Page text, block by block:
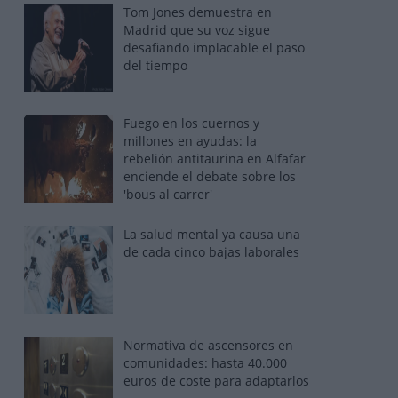
Tom Jones demuestra en
Madrid que su voz sigue
desafiando implacable el paso
del tiempo
Fuego en los cuernos y
millones en ayudas: la
rebelión antitaurina en Alfafar
enciende el debate sobre los
'bous al carrer'
La salud mental ya causa una
de cada cinco bajas laborales
Normativa de ascensores en
comunidades: hasta 40.000
euros de coste para adaptarlos